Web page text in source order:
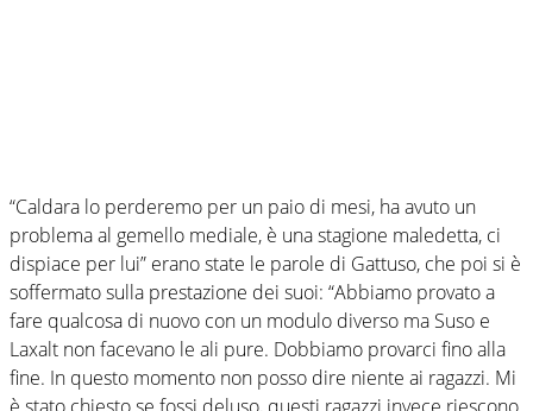
“Caldara lo perderemo per un paio di mesi, ha avuto un
problema al gemello mediale, è una stagione maledetta, ci
dispiace per lui” erano state le parole di Gattuso, che poi si è
soffermato sulla prestazione dei suoi: “Abbiamo provato a
fare qualcosa di nuovo con un modulo diverso ma Suso e
Laxalt non facevano le ali pure. Dobbiamo provarci fino alla
fine. In questo momento non posso dire niente ai ragazzi. Mi